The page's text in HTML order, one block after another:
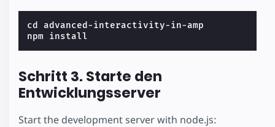
cd
advanced-interactivity-in-amp
Schritt 3. Starte den
Entwicklungsserver
Start the development server with node.js: